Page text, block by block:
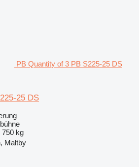
PB Quantity of 3 PB S225-25 DS
25 DS
750 kg
Maltby